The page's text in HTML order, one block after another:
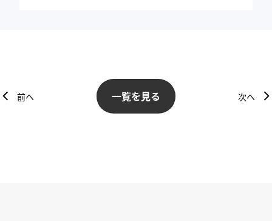
前へ 一覧を見る 次へ